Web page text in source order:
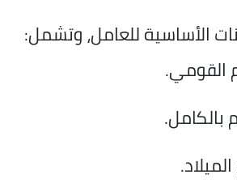
الأساسية للعامل، وتشمل:
القومي.
بالكامل.